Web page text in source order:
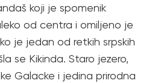
koji je spomenik
od centra i omiljeno je
je jedan od retkih srpskih
se Kikinda. Staro jezero,
Galacke i jedina prirodna